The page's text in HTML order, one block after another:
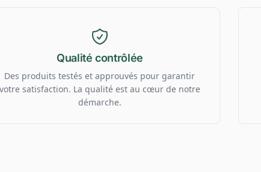
Qualité contrôlée
Des produits testés et approuvés pour garantir
votre satisfaction. La qualité est au cœur de notre
démarche.